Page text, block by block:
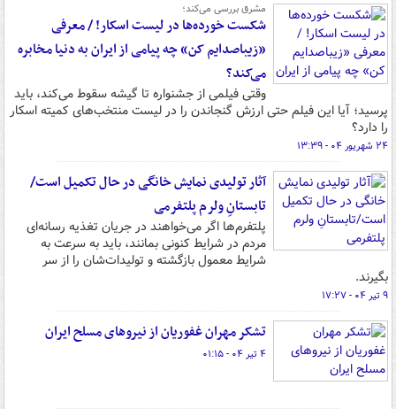
مشرق بررسی می‌کند؛
شکست خورده‌ها در لیست اسکار! / معرفی
«زیباصدایم کن» چه پیامی از ایران به دنیا مخابره
می‌کند؟
وقتی فیلمی از جشنواره تا گیشه سقوط می‌کند، باید
پرسید؛ آیا این فیلم حتی ارزش گنجاندن را در لیست منتخب‌های کمیته اسکار
را دارد؟
۲۴ شهریور ۰۴ - ۱۳:۳۹
آثار تولیدی نمایش خانگی در حال تکمیل است/
تابستانِ ولرم پلتفرمی
پلتفرم‌ها اگر می‌خواهند در جریان تغذیه رسانه‌ای
مردم در شرایط کنونی بمانند، باید به سرعت به
شرایط معمول بازگشته و تولیدات‌شان را از سر
بگیرند.
۹ تیر ۰۴ - ۱۷:۲۷
تشکر مهران غفوریان از نیروهای مسلح ایران
۴ تیر ۰۴ - ۰۱:۱۵